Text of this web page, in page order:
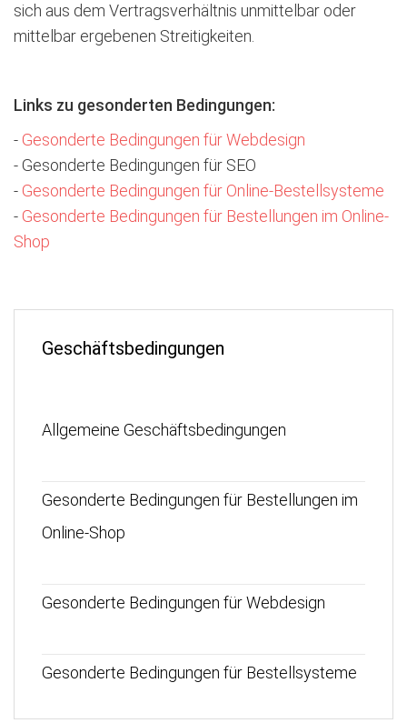
sich aus dem Vertragsverhältnis unmittelbar oder
mittelbar ergebenen Streitigkeiten.
Links zu gesonderten Bedingungen:
- Gesonderte Bedingungen für Webdesign
- Gesonderte Bedingungen für SEO
- Gesonderte Bedingungen für Online-Bestellsysteme
- Gesonderte Bedingungen für Bestellungen im Online-
Shop
Geschäftsbedingungen
Allgemeine Geschäftsbedingungen
Gesonderte Bedingungen für Bestellungen im
Online-Shop
Gesonderte Bedingungen für Webdesign
Gesonderte Bedingungen für Bestellsysteme